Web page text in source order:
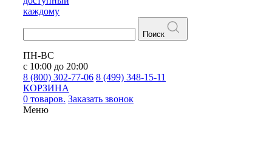
каждому
Поиск
ПН-ВС
с 10:00 до 20:00
8 (800) 302-77-06 8 (499) 348-15-11
КОРЗИНА
0 товаров. Заказать звонок
Меню